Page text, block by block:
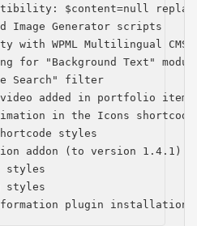
$content=null
Image Generator scripts
with WPML Multilingual
for "Background Text"
Search" filter
added in portfolio items
in the Icons shortcode
styles
addon (to version 1.4.1)
styles
styles
plugin installation